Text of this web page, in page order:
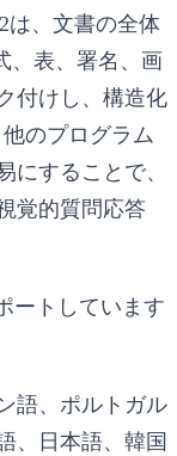
は、文書の全体
、表、署名、画
付けし、構造化
のプログラム
にすることで、
覚的質問応答
ートしています
語、ポルトガル
、日本語、韓国